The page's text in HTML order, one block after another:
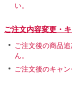
い。
ご注文内容変更・
ご注文後の商品
ん。
ご注文後のキャ